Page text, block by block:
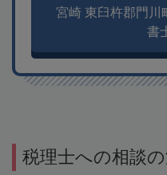
宮崎 東臼杵郡門川
書
税理士への相談